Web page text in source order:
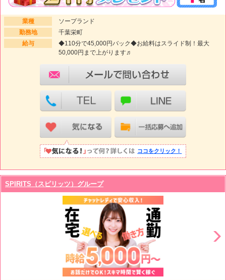
業種
ソープランド
勤務地
千葉栄町
給与
◆110分で45,000円バック◆お給料はスライド制！最大
50,000円まで上がります♬
ココをクリック！
SPIRITS（スピリッツ）グループ